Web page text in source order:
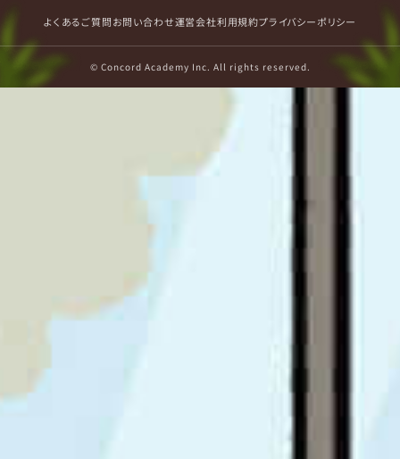
よくあるご質問お問い合わせ運営会社利用規約プライバシーポリシー
© Concord Academy Inc. All rights reserved.